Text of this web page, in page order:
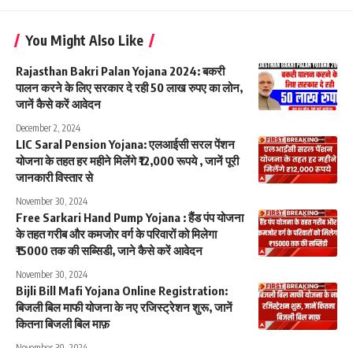
You Might Also Like
Rajasthan Bakri Palan Yojana 2024: बकरी
पालन करने के लिए सरकार दे रही 50 लाख रुपए का लोन,
जानें कैसे करें आवेदन
December 2, 2024
LIC Saral Pension Yojana: एलआईसी सरल पेंशन
योजना के तहत हर महीने मिलेंगे ₹12,000 रूपये , जानें पूरी
जानकारी विस्तार से
November 30, 2024
Free Sarkari Hand Pump Yojana : हैंड पंप योजना
के तहत गरीब और कमजोर वर्ग के परिवारों को मिलेगा
₹15000 तक की सब्सिडी, जाने कैसे करें आवेदन
November 30, 2024
Bijli Bill Mafi Yojana Online Registration:
बिजली बिल माफी योजना के नए रजिस्ट्रेशन शुरू, जानें
कितना बिजली बिल माफ़